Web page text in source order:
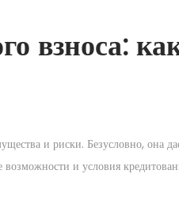
взноса:
и риски. Безусловно, она
и условия